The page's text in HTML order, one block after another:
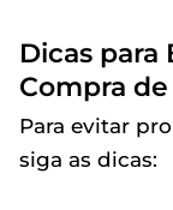
Dicas para
Compra
Para evitar
siga as dicas: